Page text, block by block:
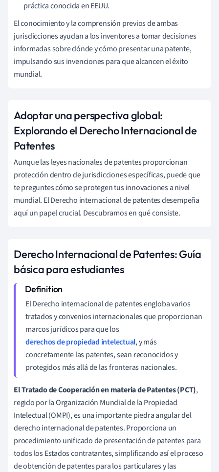
práctica conocida en EEUU.
El conocimiento y la comprensión previos de ambas
jurisdicciones ayudan a los inventores a tomar decisiones
informadas sobre dónde y cómo presentar una patente,
impulsando sus invenciones para que alcancen el éxito
mundial.
Adoptar una perspectiva global:
Explorando el Derecho Internacional de
Patentes
Aunque las leyes nacionales de patentes proporcionan
protección dentro de jurisdicciones específicas, puede que
te preguntes cómo se protegen tus innovaciones a nivel
mundial. El Derecho internacional de patentes desempeña
aquí un papel crucial. Descubramos en qué consiste.
Derecho Internacional de Patentes: Guía
básica para estudiantes
El Derecho internacional de patentes engloba varios
tratados y convenios internacionales que proporcionan
marcos jurídicos para que los
derechos de propiedad intelectual, y más
concretamente las patentes, sean reconocidos y
protegidos más allá de las fronteras nacionales.
El Tratado de Cooperación en materia de Patentes (PCT),
regido por la Organización Mundial de la Propiedad
Intelectual (OMPI), es una importante piedra angular del
derecho internacional de patentes. Proporciona un
procedimiento unificado de presentación de patentes para
todos los Estados contratantes, simplificando así el proceso
de obtención de patentes para los particulares y las